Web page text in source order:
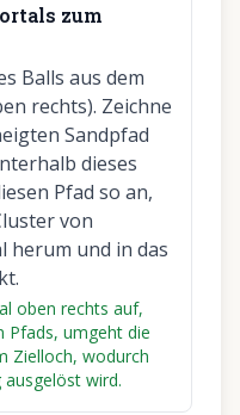
zum
Balls aus dem
rechts). Zeichne
Sandpfad
dieses
Pfad so an,
von
herum und in das
oben rechts auf,
Pfads, umgeht die
Zielloch, wodurch
wird.